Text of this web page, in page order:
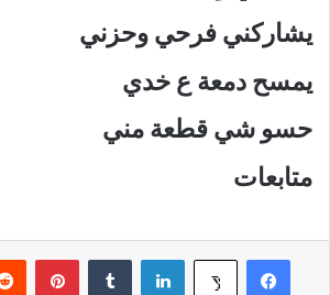
يشاركني فرحي وحزني
يمسح دمعة ع خدي
حسو شي قطعة مني
متابعات
فيسبوك ‫X لينكدإن بينتيريست